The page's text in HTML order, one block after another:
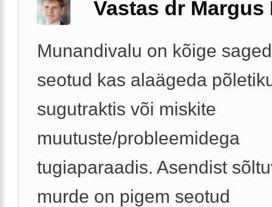
Vastas dr Margus
Munandivalu on kõige
seotud kas alaägeda
sugutraktis või miskite
muutuste/probleemidega
tugiaparaadis. Asendist
murde on pigem seotud